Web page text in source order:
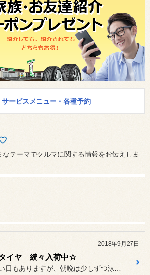
サービスメニュー・各種予約
なテーマでクルマに関する情報をお伝えしま
2018年9月27日
イヤ 続々入荷中☆